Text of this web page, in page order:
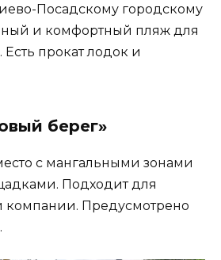
Посадскому городскому
и комфортный пляж для
Есть прокат лодок и
берег»
с мангальными зонами
Подходит для
компании. Предусмотрено